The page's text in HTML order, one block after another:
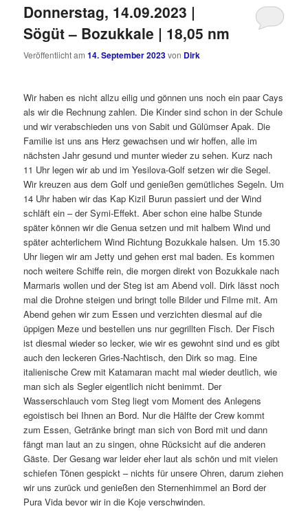
Donnerstag, 14.09.2023 |
Sögüt – Bozukkale | 18,05 nm
Veröffentlicht am14. September 2023von Dirk
Wir haben es nicht allzu eilig und gönnen uns noch ein paar Cays
als wir die Rechnung zahlen. Die Kinder sind schon in der Schule
und wir verabschieden uns von Sabit und Gülümser Apak. Die
Familie ist uns ans Herz gewachsen und wir hoffen, alle im
nächsten Jahr gesund und munter wieder zu sehen. Kurz nach
11 Uhr legen wir ab und im Yesilova-Golf setzen wir die Segel.
Wir kreuzen aus dem Golf und genießen gemütliches Segeln. Um
14 Uhr haben wir das Kap Kizil Burun passiert und der Wind
schläft ein – der Symi-Effekt. Aber schon eine halbe Stunde
später können wir die Genua setzen und mit halbem Wind und
später achterlichem Wind Richtung Bozukkale halsen. Um 15.30
Uhr liegen wir am Jetty und gehen erst mal baden. Es kommen
noch weitere Schiffe rein, die morgen direkt von Bozukkale nach
Marmaris wollen und der Steg ist am Abend voll. Dirk lässt noch
mal die Drohne steigen und bringt tolle Bilder und Filme mit. Am
Abend gehen wir zum Essen und verzichten diesmal auf die
üppigen Meze und bestellen uns nur gegrillten Fisch. Der Fisch
ist diesmal wieder so lecker, wie wir es gewohnt sind und es gibt
auch den leckeren Gries-Nachtisch, den Dirk so mag. Eine
italienische Crew mit Katamaran macht mal wieder deutlich, wie
man sich als Segler eigentlich nicht benimmt. Der
Wasserschlauch vom Steg liegt vom Moment des Anlegens
egoistisch bei Ihnen an Bord. Nur die Hälfte der Crew kommt
zum Essen, Getränke bringt man sich von Bord mit und dann
fängt man laut an zu singen, ohne Rücksicht auf die anderen
Gäste. Der Gesang war leider eher laut als schön und mit vielen
schiefen Tönen gespickt – nichts für unsere Ohren, darum ziehen
wir uns zurück und genießen den Sternenhimmel an Bord der
Pura Vida bevor wir in die Koje verschwinden.